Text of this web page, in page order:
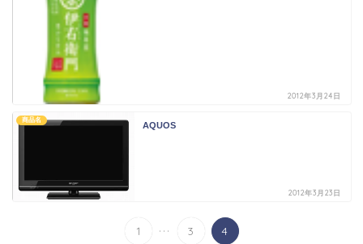
2012年3月24日
商品名
AQUOS
2012年3月23日
1 ... 3 4